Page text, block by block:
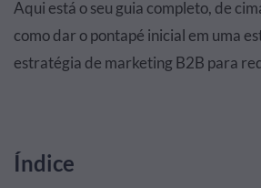
Aqui está o seu guia completo, de
como dar o pontapé inicial em uma
estratégia de marketing B2B para
Índice